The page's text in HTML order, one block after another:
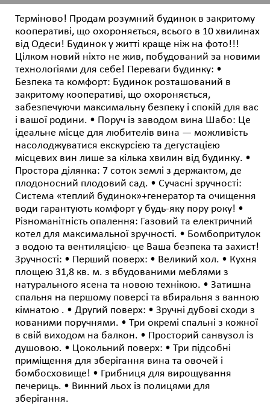
Терміново! Продам розумний будинок в закритому
кооперативі, що охороняється, всього в 10 хвилинах
від Одеси! Будинок у житті краще ніж на фото!!!
Цілком новий ніхто не жив, побудований за новими
технологіями для себе! Переваги будинку: •
Безпека та комфорт: Будинок розташований в
закритому кооперативі, що охороняється,
забезпечуючи максимальну безпеку і спокій для вас
і вашої родини. • Поруч із заводом вина Шабо: Це
ідеальне місце для любителів вина — можливість
насолоджуватися екскурсією та дегустацією
місцевих вин лише за кілька хвилин від будинку. •
Простора ділянка: 7 соток землі з держактом, де
плодоносний плодовий сад. • Сучасні зручності:
Система «теплий будинок»+генератор та очищення
води гарантують комфорт у будь-яку пору року! •
Різноманітність опалення: Газовий та електричний
котел для максимальної зручності. • Бомбопритулок
з водою та вентиляцією- це Ваша безпека та захист!
Зручності: • Перший поверх: • Великий хол. • Кухня
площею 31,8 кв. м. з вбудованими меблями з
натурального ясена та новою технікою. • Затишна
спальня на першому поверсі та вбиральня з ванною
кімнатою . • Другий поверх: • Зручні дубові сходи з
кованими поручнями. • Три окремі спальні з кожної
в свій виходом на балкон. • Просторий санвузол із
душовою. • Цокольний поверх: • Три підсобні
приміщення для зберігання вина та овочей і
бомбосховище! • Грибниця для вирощування
печериць. • Винний льох із полицями для
зберігання.